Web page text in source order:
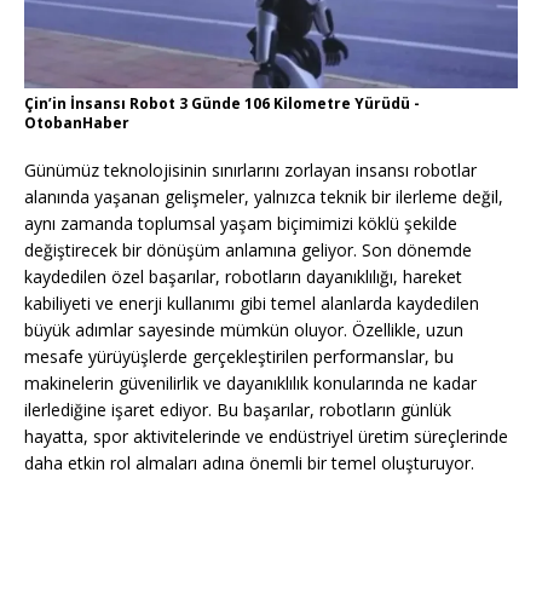
Çin’in İnsansı Robot 3 Günde 106 Kilometre Yürüdü -
OtobanHaber
Günümüz teknolojisinin sınırlarını zorlayan insansı robotlar
alanında yaşanan gelişmeler, yalnızca teknik bir ilerleme değil,
aynı zamanda toplumsal yaşam biçimimizi köklü şekilde
değiştirecek bir dönüşüm anlamına geliyor. Son dönemde
kaydedilen özel başarılar, robotların dayanıklılığı, hareket
kabiliyeti ve enerji kullanımı gibi temel alanlarda kaydedilen
büyük adımlar sayesinde mümkün oluyor. Özellikle, uzun
mesafe yürüyüşlerde gerçekleştirilen performanslar, bu
makinelerin güvenilirlik ve dayanıklılık konularında ne kadar
ilerlediğine işaret ediyor. Bu başarılar, robotların günlük
hayatta, spor aktivitelerinde ve endüstriyel üretim süreçlerinde
daha etkin rol almaları adına önemli bir temel oluşturuyor.